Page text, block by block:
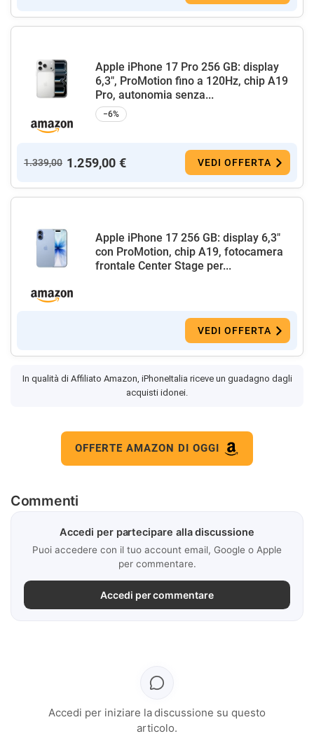
Apple iPhone 17 Pro 256 GB: display
6,3", ProMotion fino a 120Hz, chip A19
Pro, autonomia senza...
−6%
1.339,00 1.259,00 € VEDI OFFERTA
Apple iPhone 17 256 GB: display 6,3"
con ProMotion, chip A19, fotocamera
frontale Center Stage per...
VEDI OFFERTA
In qualità di Affiliato Amazon, iPhoneItalia riceve un guadagno dagli
acquisti idonei.
OFFERTE AMAZON DI OGGI
Commenti
Accedi per partecipare alla discussione
Puoi accedere con il tuo account email, Google o Apple
per commentare.
Accedi per commentare
Accedi per iniziare la discussione su questo
articolo.